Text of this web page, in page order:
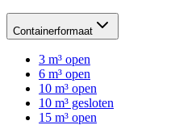
Containerformaat
3 m³ open
6 m³ open
10 m³ open
10 m³ gesloten
15 m³ open